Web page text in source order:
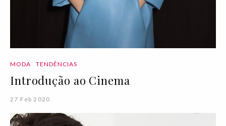
MODA TENDÊNCIAS
Introdução ao Cinema
27 Feb 2020